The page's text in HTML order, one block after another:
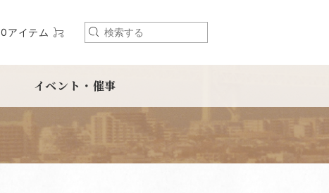
0アイテム
検
イベント・催事